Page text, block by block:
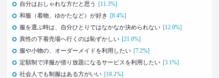
ロンブー田村淳が思う「かっこいい40代おじさん」
とその理由
–日経クロストレンド 連載⑭–
前沢 裕文
2021.08.12
自分はおしゃれな方だと思う
[11.3%]
和服（着物、ゆかたなど）が好き [8.4%]
服を選ぶ時は、自分ひとりではなかなか決められない [12.0%]
異性の下着売場へ行くのは恥ずかしい [21.0%]
服や小物の、オーダーメイドを利用したい [7.2%]
定額制で洋服が借り放題になるサービスを利用したい [3.1%]
社会人でも制服はある方がいい [18.2%]